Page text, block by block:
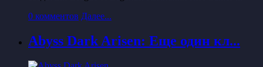
0 комментов Далее...
Abyss Dark Arisen: Еще один кл...